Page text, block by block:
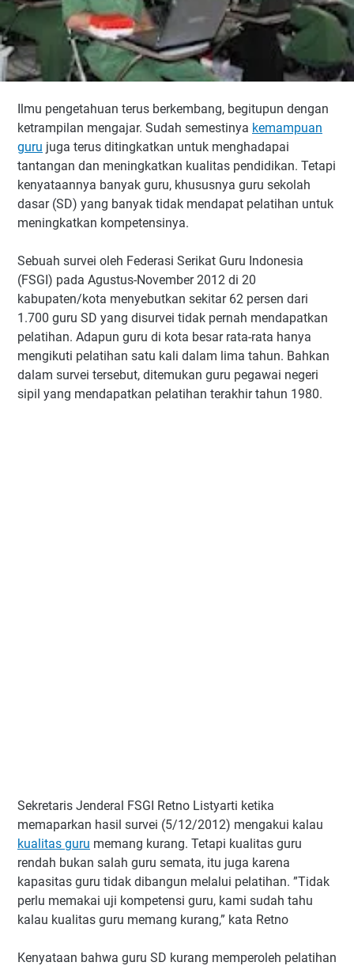
Ilmu pengetahuan terus berkembang, begitupun dengan
ketrampilan mengajar. Sudah semestinya kemampuan
guru juga terus ditingkatkan untuk menghadapai
tantangan dan meningkatkan kualitas pendidikan. Tetapi
kenyataannya banyak guru, khususnya guru sekolah
dasar (SD) yang banyak tidak mendapat pelatihan untuk
meningkatkan kompetensinya.
Sebuah survei oleh Federasi Serikat Guru Indonesia
(FSGI) pada Agustus-November 2012 di 20
kabupaten/kota menyebutkan sekitar 62 persen dari
1.700 guru SD yang disurvei tidak pernah mendapatkan
pelatihan. Adapun guru di kota besar rata-rata hanya
mengikuti pelatihan satu kali dalam lima tahun. Bahkan
dalam survei tersebut, ditemukan guru pegawai negeri
sipil yang mendapatkan pelatihan terakhir tahun 1980.
Sekretaris Jenderal FSGI Retno Listyarti ketika
memaparkan hasil survei (5/12/2012) mengakui kalau
kualitas guru memang kurang. Tetapi kualitas guru
rendah bukan salah guru semata, itu juga karena
kapasitas guru tidak dibangun melalui pelatihan. ”Tidak
perlu memakai uji kompetensi guru, kami sudah tahu
kalau kualitas guru memang kurang,” kata Retno
Kenyataan bahwa guru SD kurang memperoleh pelatihan